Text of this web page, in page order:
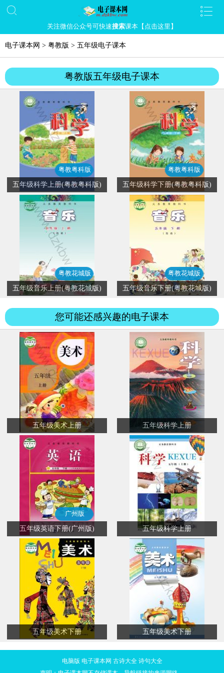
关注微信公众号可快速搜索课本【点击这里】
电子课本网 > 粤教版 > 五年级电子课本
粤教版五年级电子课本
粤教粤科版
五年级科学上册(粤教粤科版)
粤教粤科版
五年级科学下册(粤教粤科版)
粤教花城版
五年级音乐上册(粤教花城版)
粤教花城版
五年级音乐下册(粤教花城版)
您可能还感兴趣的电子课本
五年级美术上册 五年级科学上册
广州版
五年级英语下册(广州版)
五年级科学上册
五年级美术下册 五年级美术下册
电脑版 电子课本网 古诗大全 诗句大全